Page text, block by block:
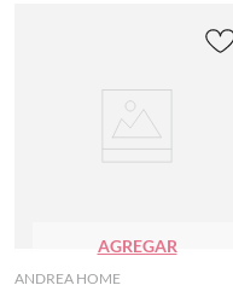
AGREGAR
ANDREA HOME